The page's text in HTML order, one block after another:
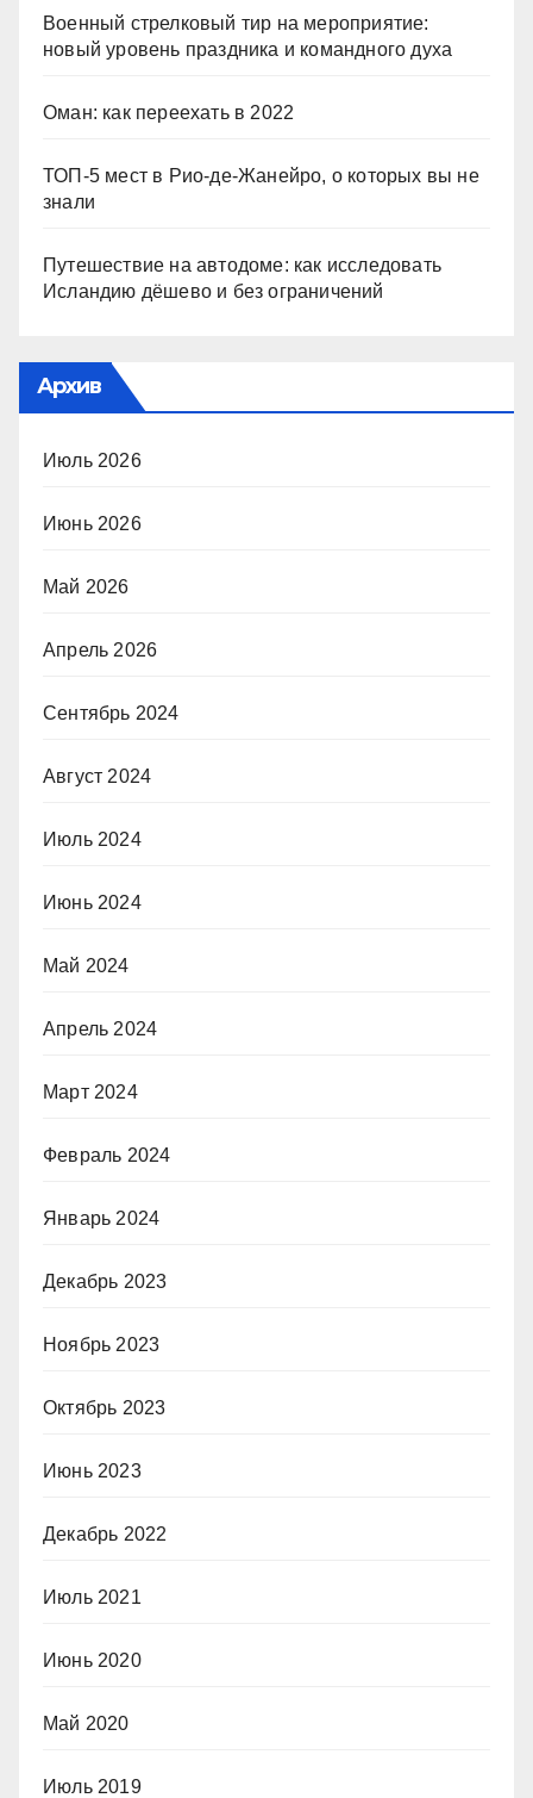
Военный стрелковый тир на мероприятие:
новый уровень праздника и командного духа
Оман: как переехать в 2022
ТОП-5 мест в Рио-де-Жанейро, о которых вы не
знали
Путешествие на автодоме: как исследовать
Исландию дёшево и без ограничений
Архив
Июль 2026
Июнь 2026
Май 2026
Апрель 2026
Сентябрь 2024
Август 2024
Июль 2024
Июнь 2024
Май 2024
Апрель 2024
Март 2024
Февраль 2024
Январь 2024
Декабрь 2023
Ноябрь 2023
Октябрь 2023
Июнь 2023
Декабрь 2022
Июль 2021
Июнь 2020
Май 2020
Июль 2019